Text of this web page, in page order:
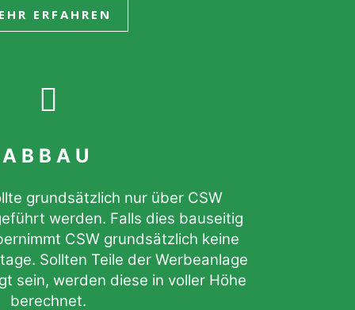
ERFAHREN
ABBAU
grundsätzlich nur über CSW
werden. Falls dies bauseitig
CSW grundsätzlich keine
Sollten Teile der Werbeanlage
sein, werden diese in voller Höhe
berechnet.